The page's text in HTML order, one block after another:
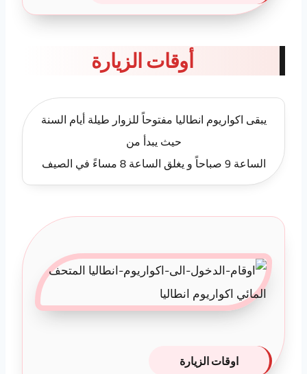
أوقات الزيارة
يبقى اكواريوم انطاليا مفتوحاً للزوار طيلة أيام السنة
حيث يبدأ من
الساعة 9 صباحاً و يغلق الساعة 8 مساءً في الصيف
اوقات الزيارة